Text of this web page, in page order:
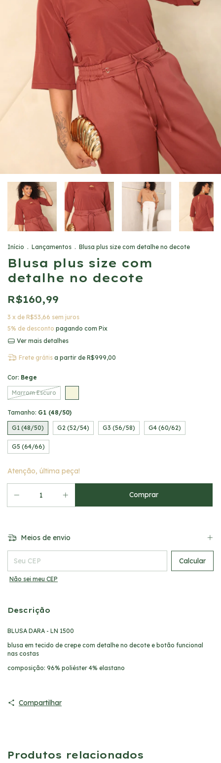
Início . Lançamentos . Blusa plus size com detalhe no decote
Blusa plus size com
detalhe no decote
R$160,99
3 x de R$53,66 sem juros
5% de desconto pagando com Pix
Ver mais detalhes
Frete grátis a partir de R$999,00
Cor: Bege
Marrom Escuro
Tamanho: G1 (48/50)
G1 (48/50) G2 (52/54) G3 (56/58) G4 (60/62)
G5 (64/66)
Atenção, última peça!
Meios de envio
Entregas para o CEP:
Calcular
Não sei meu CEP
Descrição
BLUSA DARA - LN 1500
blusa em tecido de crepe com detalhe no decote e botão funcional
nas costas
composição: 96% poliéster 4% elastano
Compartilhar
Produtos relacionados